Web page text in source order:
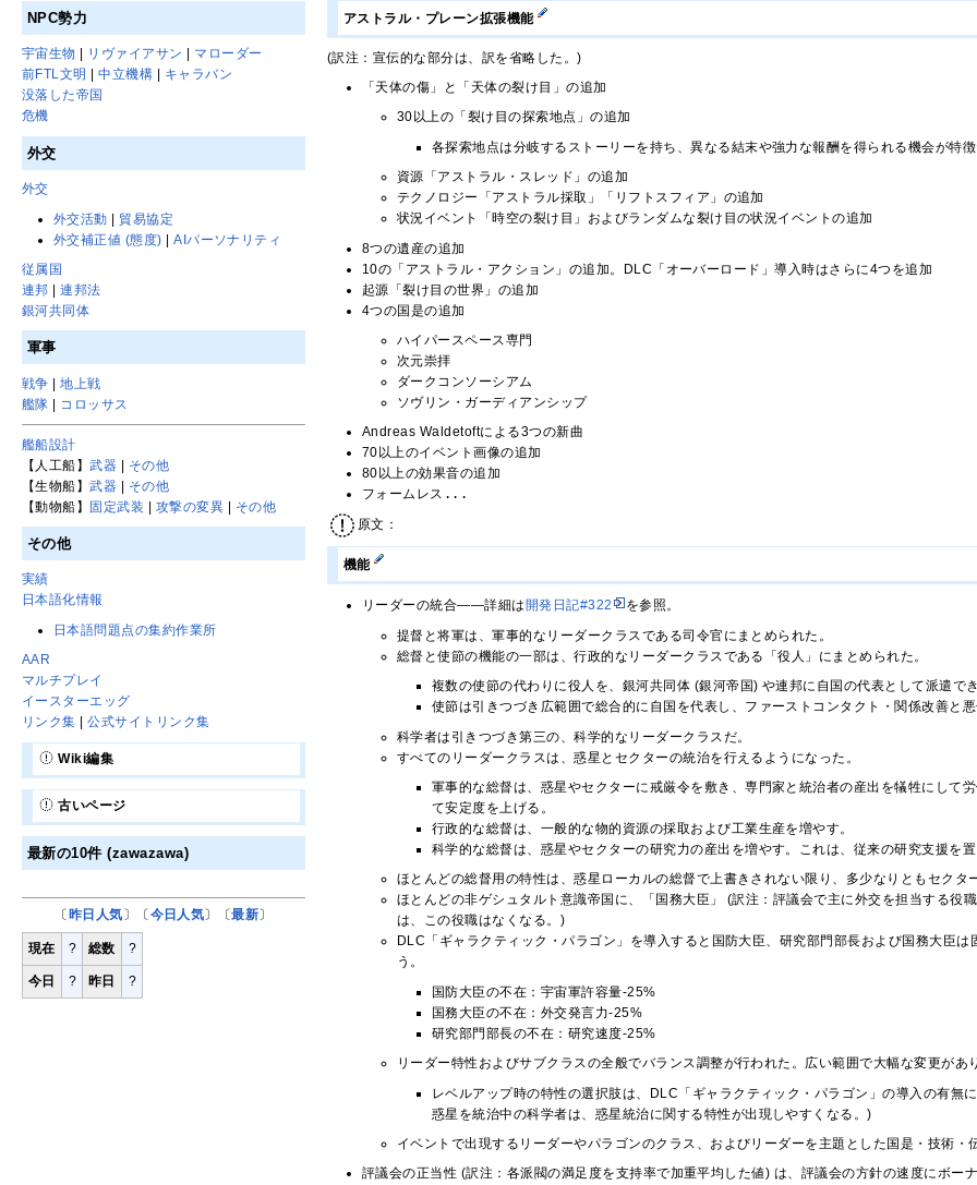
アストラル・プレーン拡張機能
(訳注：宣伝的な部分は、訳を省略した。)
「天体の傷」と「天体の裂け目」の追加
30以上の「裂け目の探索地点」の追加
各探索地点は分岐するストーリーを持ち、異なる結末や強力な報酬を得られる機会が特
資源「アストラル・スレッド」の追加
テクノロジー「アストラル採取」「リフトスフィア」の追加
状況イベント「時空の裂け目」およびランダムな裂け目の状況イベントの追加
8つの遺産の追加
10の「アストラル・アクション」の追加。DLC「オーバーロード」導入時はさらに4つを追加
起源「裂け目の世界」の追加
4つの国是の追加
ハイパースペース専門
次元崇拝
ダークコンソーシアム
ソヴリン・ガーディアンシップ
Andreas Waldetoftによる3つの新曲
70以上のイベント画像の追加
80以上の効果音の追加
フォームレス...
原文：
機能
リーダーの統合――詳細は 開発日記#322
を参照。
提督と将軍は、軍事的なリーダークラスである司令官にまとめられた。
総督と使節の機能の一部は、行政的なリーダークラスである「役人」にまとめられた。
複数の使節の代わりに役人を、銀河共同体 (銀河帝国) や連邦に自国の代表として派遣で
使節は引きつづき広範囲で総合的に自国を代表し、ファーストコンタクト・関係改善と
科学者は引きつづき第三の、科学的なリーダークラスだ。
すべてのリーダークラスは、惑星とセクターの統治を行えるようになった。
軍事的な総督は、惑星やセクターに戒厳令を敷き、専門家と統治者の産出を犠牲にして
て安定度を上げる。
行政的な総督は、一般的な物的資源の採取および工業生産を増やす。
科学的な総督は、惑星やセクターの研究力の産出を増やす。これは、従来の研究支援を
ほとんどの総督用の特性は、惑星ローカルの総督で上書きされない限り、多少なりともセクタ
ほとんどの非ゲシュタルト意識帝国に、「国務大臣」 (訳注：評議会で主に外交を担当する
は、この役職はなくなる。)
DLC「ギャラクティック・パラゴン」を導入すると国防大臣、研究部門部長および国務大臣
う。
国防大臣の不在：宇宙軍許容量-25%
国務大臣の不在：外交発言力-25%
研究部門部長の不在：研究速度-25%
リーダー特性およびサブクラスの全般でバランス調整が行われた。広い範囲で大幅な変更があ
レベルアップ時の特性の選択肢は、DLC「ギャラクティック・パラゴン」の導入の有
惑星を統治中の科学者は、惑星統治に関する特性が出現しやすくなる。)
イベントで出現するリーダーやパラゴンのクラス、およびリーダーを主題とした国是・技術・
評議会の正当性 (訳注：各派閥の満足度を支持率で加重平均した値) は、評議会の方針の速度にボー
NPC勢力
宇宙生物 リヴァイアサン
マローダー
前FTL文明
|中立機構
キャラバン
没落した帝国
危機
外交
外交
外交活動 | 貿易協定
外交補正値 (態度) |AIパーソナリティ
従属国
連邦 |連邦法
銀河共同体
軍事
戦争 |地上戦
艦隊 | コロッサス
艦船設計
【人工船】武器 | その他
【生物船】武器 | その他
【動物船】 固定武装 | 攻撃の変異 | その他
その他
実績
日本語化情報
日本語問題点の集約作業所
AAR
マルチプレイ
イースターエッグ
リンク集 |公式サイトリンク集
Wiki編集
古いページ
最新の10件 (zawazawa)
〔昨日人気〕〔今日人気〕〔最新〕
現在 ? 総数 ?
今日 ? 昨日 ?